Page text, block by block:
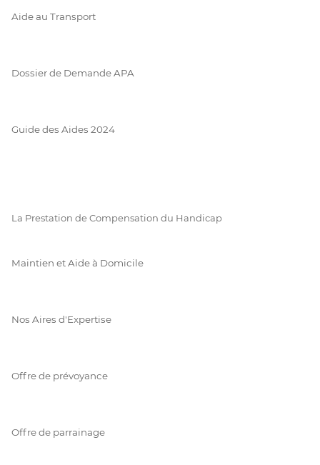
Aide au Transport
Dossier de Demande APA
Guide des Aides 2024
La Prestation de Compensation du Handicap
Maintien et Aide à Domicile
Nos Aires d'Expertise
Offre de prévoyance
Offre de parrainage